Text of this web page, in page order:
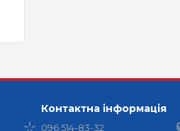
Контактна інформація
096 514-83-32